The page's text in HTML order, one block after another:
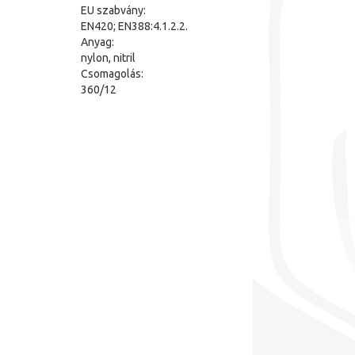
EU szabvány:
EN420; EN388:4.1.2.2.
Anyag:
nylon, nitril
Csomagolás:
360/12